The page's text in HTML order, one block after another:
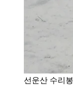
선운산 수리봉